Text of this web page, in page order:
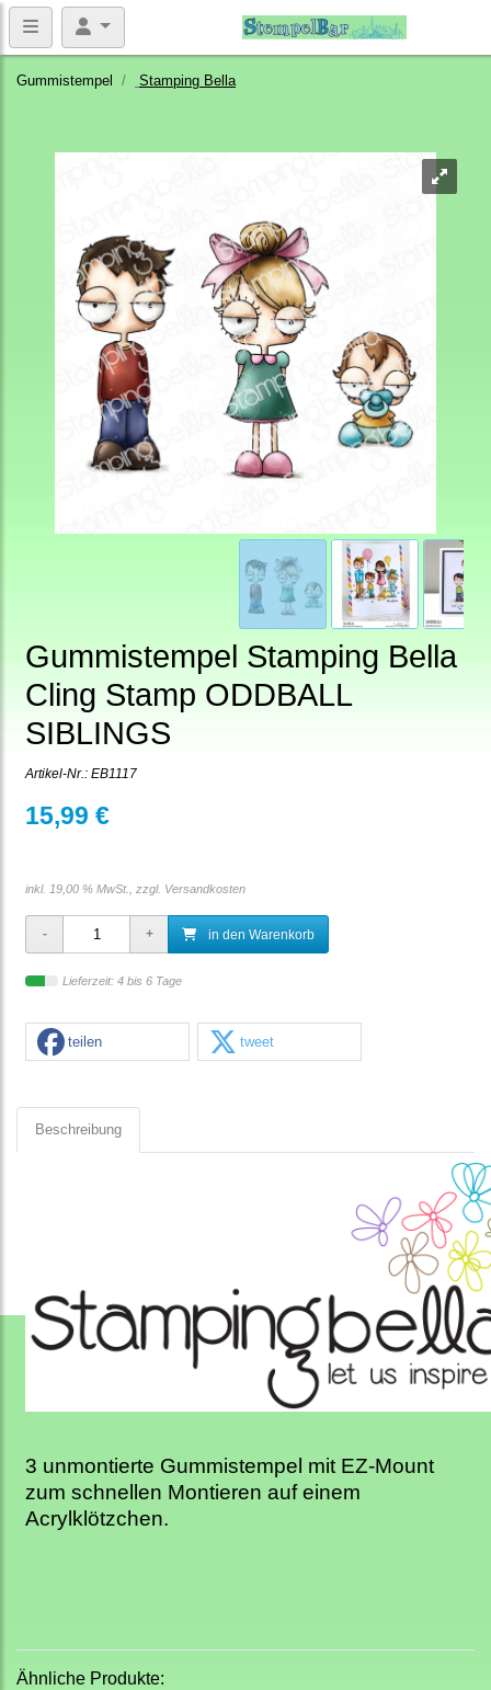
Gummistempel Stamping Bella
Gummistempel Stamping Bella
Cling Stamp ODDBALL
SIBLINGS
Artikel-Nr.: EB1117
15,99 €
inkl. 19,00 % MwSt., zzgl. Versandkosten
in den Warenkorb
Lieferzeit: 4 bis 6 Tage
teilen tweet
Beschreibung
3 unmontierte Gummistempel mit EZ-Mount
zum schnellen Montieren auf einem
Acrylklötzchen.
Ähnliche Produkte: